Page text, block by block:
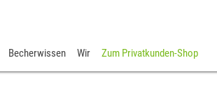
Becherwissen Wir Zum Privatkunden-Shop